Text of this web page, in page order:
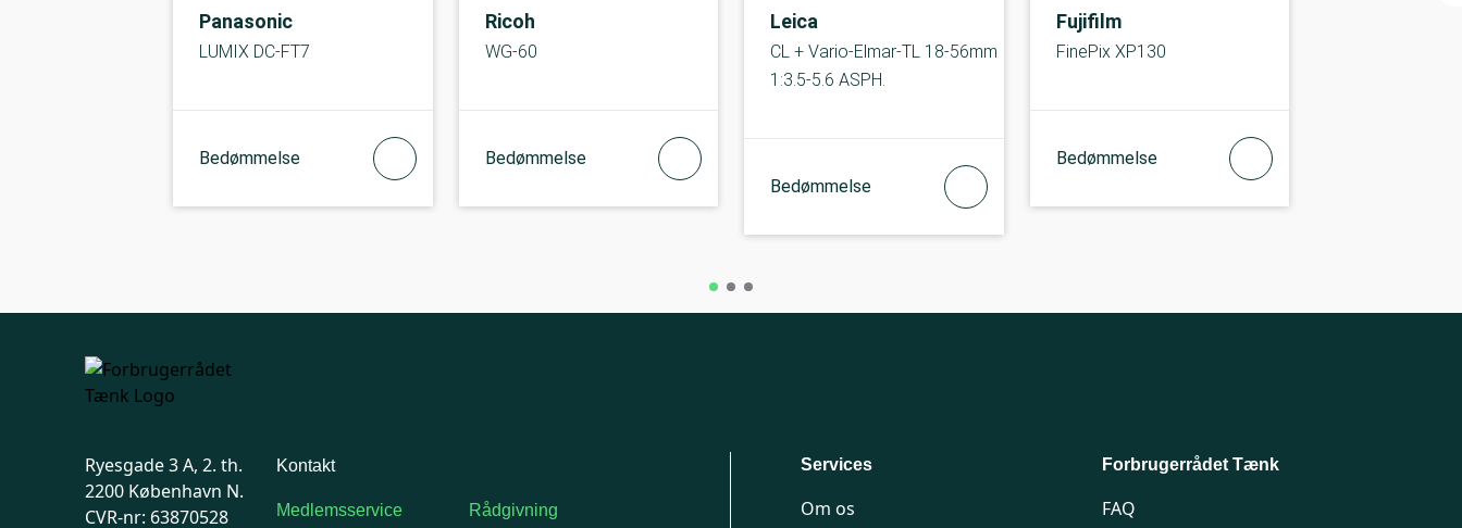
Panasonic
LUMIX DC-FT7
Bedømmelse
Ricoh
WG-60
Bedømmelse
Leica
CL + Vario-Elmar-TL 18-56mm
1:3.5-5.6 ASPH.
Bedømmelse
Fujifilm
FinePix XP130
Bedømmelse
Ryesgade 3 A, 2. th.
2200 København N.
CVR-nr: 63870528
Kontakt
Medlemsservice Rådgivning
Services
Om os
Forbrugerrådet Tænk
FAQ